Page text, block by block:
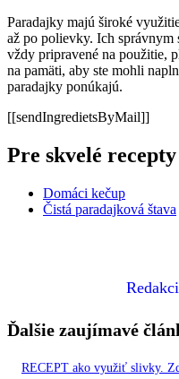
Paradajky majú široké
až po polievky. Ich správnym
vždy pripravené na použitie,
na pamäti, aby ste mohli
paradajky ponúkajú.
[[sendIngredietsByMail]]
Pre skvelé
Domáci kečup
Čistá paradajková štava
Ďalšie zaujímavé
RECEPT ako využiť slivky.